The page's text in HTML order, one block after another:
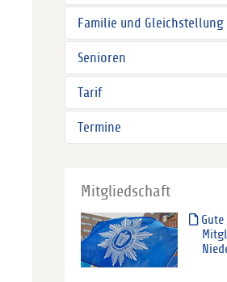
Familie und Gleichstellung
Senioren
Tarif
Termine
Mitgliedschaft
Gute